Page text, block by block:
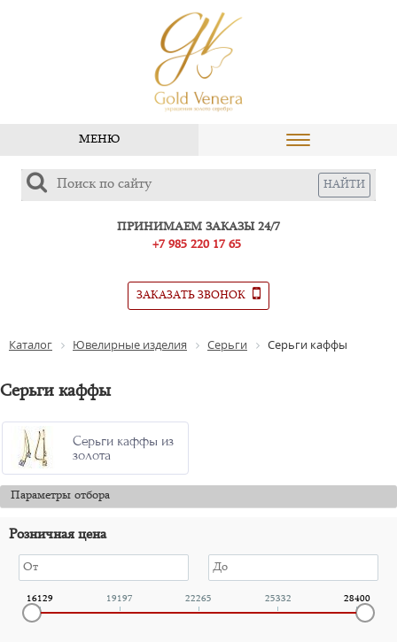
МЕНЮ
ПРИНИМАЕМ ЗАКАЗЫ 24/7
+7 985 220 17 65
ЗАКАЗАТЬ ЗВОНОК
Каталог Ювелирные изделия Серьги Серьги каффы
Серьги каффы
Серьги каффы из
золота
Параметры отбора
Розничная цена
16129 19197 22265 25332 28400